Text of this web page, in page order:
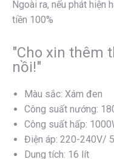
Ngoài ra, nếu phát hiện
tiền 100%
"Cho xin thêm
nồi!"
Màu sắc: Xám đen
Công suất nướng:
Công suất hấp:
Điện áp: 220-240V/
Dung tích: 16 lít